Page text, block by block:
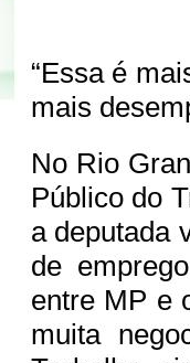
“Essa é
mais
No Rio
Público do
a deputada
de
entre MP e
muita